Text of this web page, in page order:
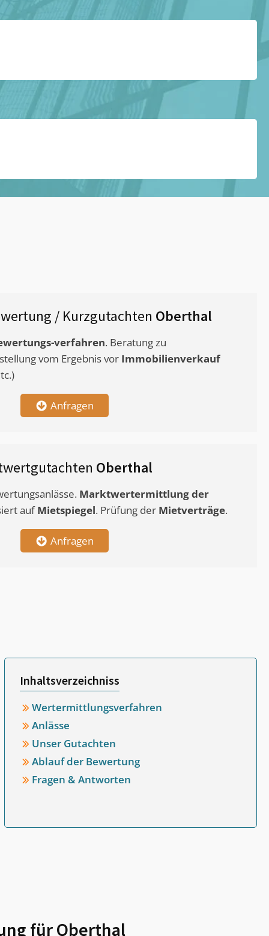
/ Kurzgutachten Oberthal
verfahren. Beratung zu
vom Ergebnis vor Immobilienverkauf
Anfragen
Oberthal
Marktwertermittlungder
aufMietspiegel. Prüfung der Mietverträge.
Anfragen
Inhaltsverzeichniss
Wertermittlungsverfahren
Anlässe
Unser Gutachten
Ablauf der Bewertung
Fragen & Antworten
fürOberthal